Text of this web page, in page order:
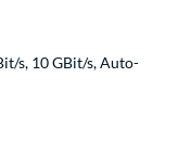
s, 10 GBit/s, Auto-